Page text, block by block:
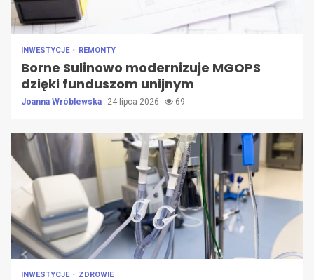
INWESTYCJE REMONTY
Borne Sulinowo modernizuje MGOPS
dzięki funduszom unijnym
Joanna Wróblewska 24 lipca 2026 69
INWESTYCJE ZDROWIE